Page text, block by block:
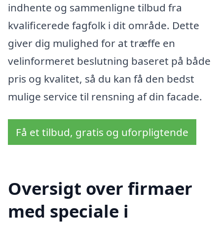
indhente og sammenligne tilbud fra
kvalificerede fagfolk i dit område. Dette
giver dig mulighed for at træffe en
velinformeret beslutning baseret på både
pris og kvalitet, så du kan få den bedst
mulige service til rensning af din facade.
Få et tilbud, gratis og uforpligtende
Oversigt over firmaer
med speciale i